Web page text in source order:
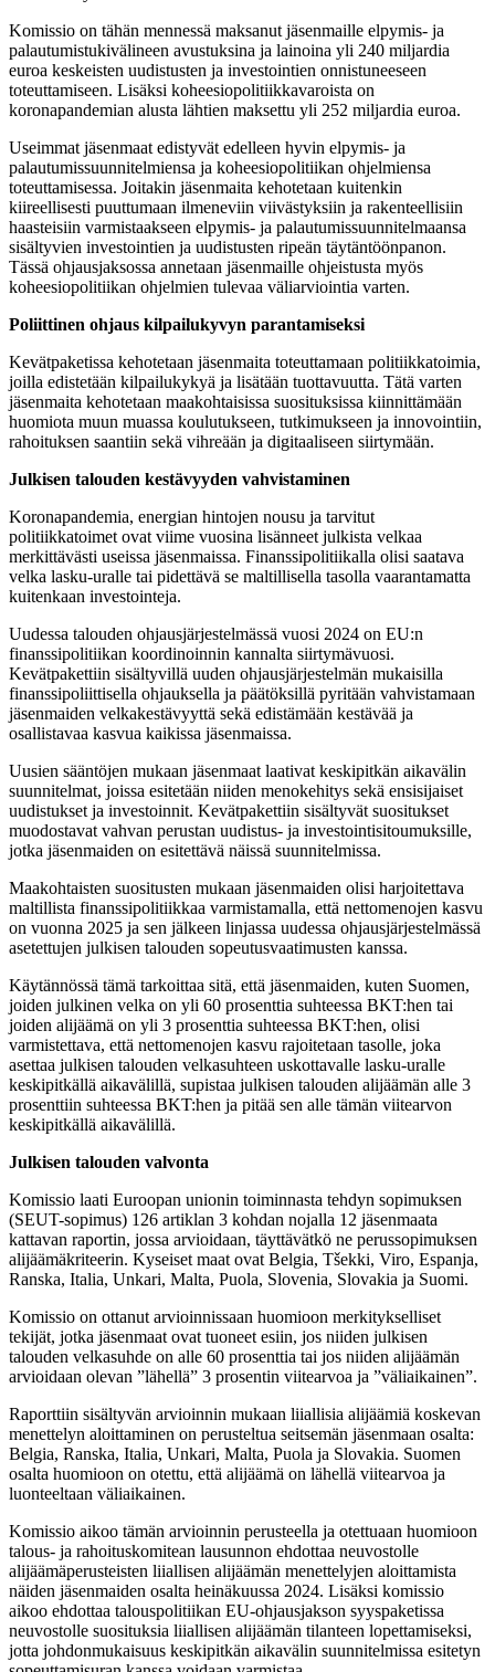
Komissio on tähän mennessä maksanut jäsenmaille elpymis- ja
palautumistukivälineen avustuksina ja lainoina yli 240 miljardia
euroa keskeisten uudistusten ja investointien onnistuneeseen
toteuttamiseen. Lisäksi koheesiopolitiikkavaroista on
koronapandemian alusta lähtien maksettu yli 252 miljardia euroa.
Useimmat jäsenmaat edistyvät edelleen hyvin elpymis- ja
palautumissuunnitelmiensa ja koheesiopolitiikan ohjelmiensa
toteuttamisessa. Joitakin jäsenmaita kehotetaan kuitenkin
kiireellisesti puuttumaan ilmeneviin viivästyksiin ja rakenteellisiin
haasteisiin varmistaakseen elpymis- ja palautumissuunnitelmaansa
sisältyvien investointien ja uudistusten ripeän täytäntöönpanon.
Tässä ohjausjaksossa annetaan jäsenmaille ohjeistusta myös
koheesiopolitiikan ohjelmien tulevaa väliarviointia varten.
Poliittinen ohjaus kilpailukyvyn parantamiseksi
Kevätpaketissa kehotetaan jäsenmaita toteuttamaan politiikkatoimia,
joilla edistetään kilpailukykyä ja lisätään tuottavuutta. Tätä varten
jäsenmaita kehotetaan maakohtaisissa suosituksissa kiinnittämään
huomiota muun muassa koulutukseen, tutkimukseen ja innovointiin,
rahoituksen saantiin sekä vihreään ja digitaaliseen siirtymään.
Julkisen talouden kestävyyden vahvistaminen
Koronapandemia, energian hintojen nousu ja tarvitut
politiikkatoimet ovat viime vuosina lisänneet julkista velkaa
merkittävästi useissa jäsenmaissa. Finanssipolitiikalla olisi saatava
velka lasku-uralle tai pidettävä se maltillisella tasolla vaarantamatta
kuitenkaan investointeja.
Uudessa talouden ohjausjärjestelmässä vuosi 2024 on EU:n
finanssipolitiikan koordinoinnin kannalta siirtymävuosi.
Kevätpakettiin sisältyvillä uuden ohjausjärjestelmän mukaisilla
finanssipoliittisella ohjauksella ja päätöksillä pyritään vahvistamaan
jäsenmaiden velkakestävyyttä sekä edistämään kestävää ja
osallistavaa kasvua kaikissa jäsenmaissa.
Uusien sääntöjen mukaan jäsenmaat laativat keskipitkän aikavälin
suunnitelmat, joissa esitetään niiden menokehitys sekä ensisijaiset
uudistukset ja investoinnit. Kevätpakettiin sisältyvät suositukset
muodostavat vahvan perustan uudistus- ja investointisitoumuksille,
jotka jäsenmaiden on esitettävä näissä suunnitelmissa.
Maakohtaisten suositusten mukaan jäsenmaiden olisi harjoitettava
maltillista finanssipolitiikkaa varmistamalla, että nettomenojen kasvu
on vuonna 2025 ja sen jälkeen linjassa uudessa ohjausjärjestelmässä
asetettujen julkisen talouden sopeutusvaatimusten kanssa.
Käytännössä tämä tarkoittaa sitä, että jäsenmaiden, kuten Suomen,
joiden julkinen velka on yli 60 prosenttia suhteessa BKT:hen tai
joiden alijäämä on yli 3 prosenttia suhteessa BKT:hen, olisi
varmistettava, että nettomenojen kasvu rajoitetaan tasolle, joka
asettaa julkisen talouden velkasuhteen uskottavalle lasku-uralle
keskipitkällä aikavälillä, supistaa julkisen talouden alijäämän alle 3
prosenttiin suhteessa BKT:hen ja pitää sen alle tämän viitearvon
keskipitkällä aikavälillä.
Julkisen talouden valvonta
Komissio laati Euroopan unionin toiminnasta tehdyn sopimuksen
(SEUT-sopimus) 126 artiklan 3 kohdan nojalla 12 jäsenmaata
kattavan raportin, jossa arvioidaan, täyttävätkö ne perussopimuksen
alijäämäkriteerin. Kyseiset maat ovat Belgia, Tšekki, Viro, Espanja,
Ranska, Italia, Unkari, Malta, Puola, Slovenia, Slovakia ja Suomi.
Komissio on ottanut arvioinnissaan huomioon merkitykselliset
tekijät, jotka jäsenmaat ovat tuoneet esiin, jos niiden julkisen
talouden velkasuhde on alle 60 prosenttia tai jos niiden alijäämän
arvioidaan olevan ”lähellä” 3 prosentin viitearvoa ja ”väliaikainen”.
Raporttiin sisältyvän arvioinnin mukaan liiallisia alijäämiä koskevan
menettelyn aloittaminen on perusteltua seitsemän jäsenmaan osalta:
Belgia, Ranska, Italia, Unkari, Malta, Puola ja Slovakia. Suomen
osalta huomioon on otettu, että alijäämä on lähellä viitearvoa ja
luonteeltaan väliaikainen.
Komissio aikoo tämän arvioinnin perusteella ja otettuaan huomioon
talous- ja rahoituskomitean lausunnon ehdottaa neuvostolle
alijäämäperusteisten liiallisen alijäämän menettelyjen aloittamista
näiden jäsenmaiden osalta heinäkuussa 2024. Lisäksi komissio
aikoo ehdottaa talouspolitiikan EU-ohjausjakson syyspaketissa
neuvostolle suosituksia liiallisen alijäämän tilanteen lopettamiseksi,
jotta johdonmukaisuus keskipitkän aikavälin suunnitelmissa esitetyn